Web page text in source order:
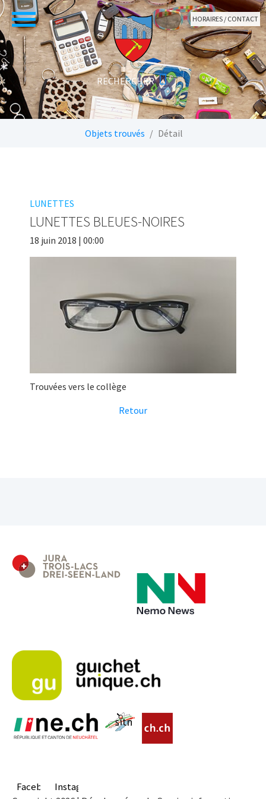
Aller au contenu principal
HORAIRES / CONTACT
Objets trouvés Détail
LUNETTES
LUNETTES BLEUES-NOIRES
18 juin 2018 | 00:00
Trouvées vers le collège
Retour
FacebookInstagram